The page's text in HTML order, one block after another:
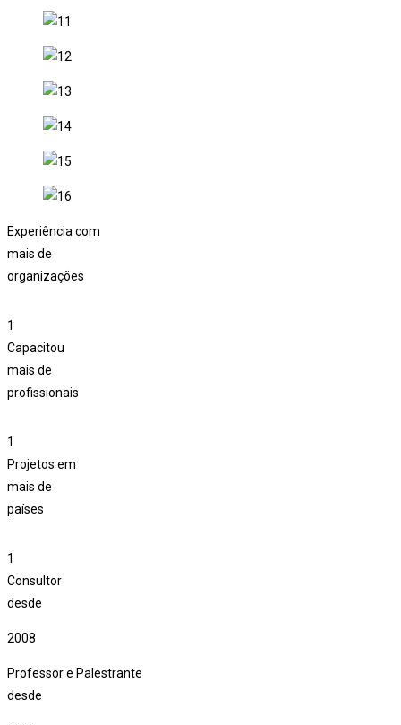
Experiência com
mais de
organizações
1
Capacitou
mais de
profissionais
1
Projetos em
mais de
países
1
Consultor
desde
2008
Professor e Palestrante
desde